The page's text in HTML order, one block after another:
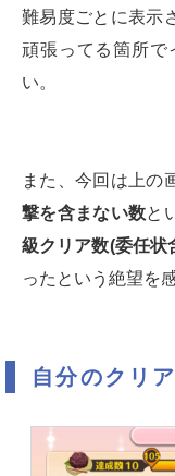
難易度ごとに表示
頑張ってる箇所で
い。
また、今回は上の
撃を含まない数と
級クリア数(委任状
ったという絶望を
自分のクリ